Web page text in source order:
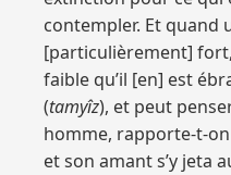
contempler. Et quand
[particulièrement]
faible qu’il [en] est
(tamyîz), et peut
homme, rapporte-t-on
et son amant s’y jeta